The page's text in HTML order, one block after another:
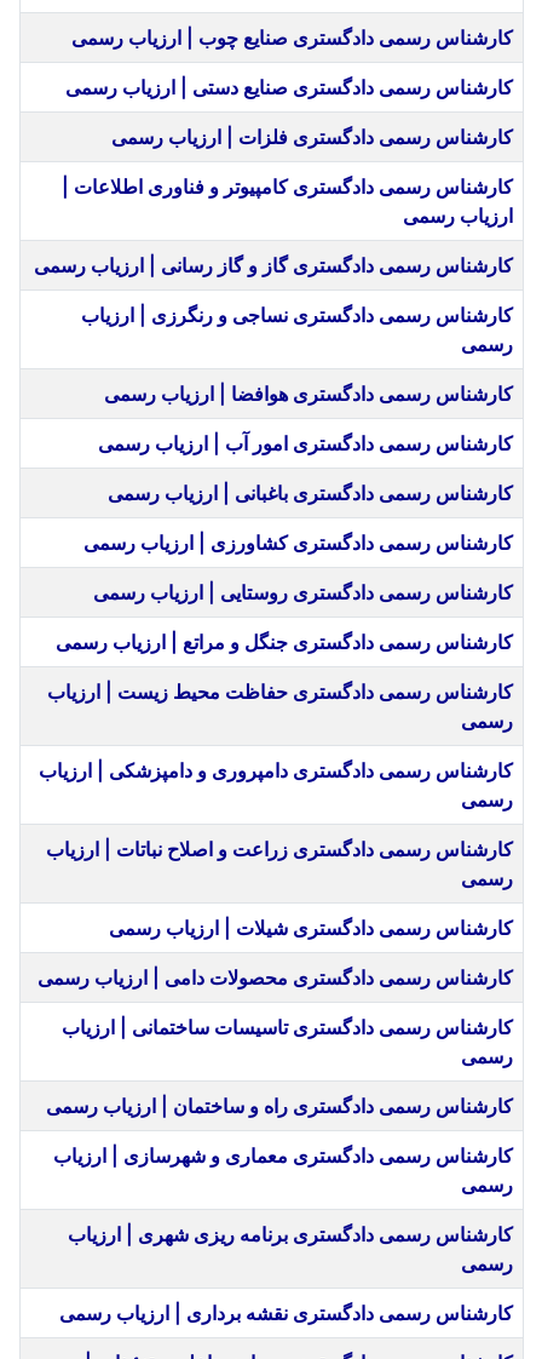
کارشناس رسمی دادگستری صنایع چوب | ارزیاب رسمی
کارشناس رسمی دادگستری صنایع دستی | ارزیاب رسمی
کارشناس رسمی دادگستری فلزات | ارزیاب رسمی
کارشناس رسمی دادگستری کامپیوتر و فناوری اطلاعات |
ارزیاب رسمی
کارشناس رسمی دادگستری گاز و گاز رسانی | ارزیاب رسمی
کارشناس رسمی دادگستری نساجی و رنگرزی | ارزیاب
رسمی
کارشناس رسمی دادگستری هوافضا | ارزیاب رسمی
کارشناس رسمی دادگستری امور آب | ارزیاب رسمی
کارشناس رسمی دادگستری باغبانی | ارزیاب رسمی
کارشناس رسمی دادگستری کشاورزی | ارزیاب رسمی
کارشناس رسمی دادگستری روستایی | ارزیاب رسمی
کارشناس رسمی دادگستری جنگل و مراتع | ارزیاب رسمی
کارشناس رسمی دادگستری حفاظت محیط زیست | ارزیاب
رسمی
کارشناس رسمی دادگستری دامپروری و دامپزشکی | ارزیاب
رسمی
کارشناس رسمی دادگستری زراعت و اصلاح نباتات | ارزیاب
رسمی
کارشناس رسمی دادگستری شیلات | ارزیاب رسمی
کارشناس رسمی دادگستری محصولات دامی | ارزیاب رسمی
کارشناس رسمی دادگستری تاسیسات ساختمانی | ارزیاب
رسمی
کارشناس رسمی دادگستری راه و ساختمان | ارزیاب رسمی
کارشناس رسمی دادگستری معماری و شهرسازی | ارزیاب
رسمی
کارشناس رسمی دادگستری برنامه ریزی شهری | ارزیاب
رسمی
کارشناس رسمی دادگستری نقشه برداری | ارزیاب رسمی